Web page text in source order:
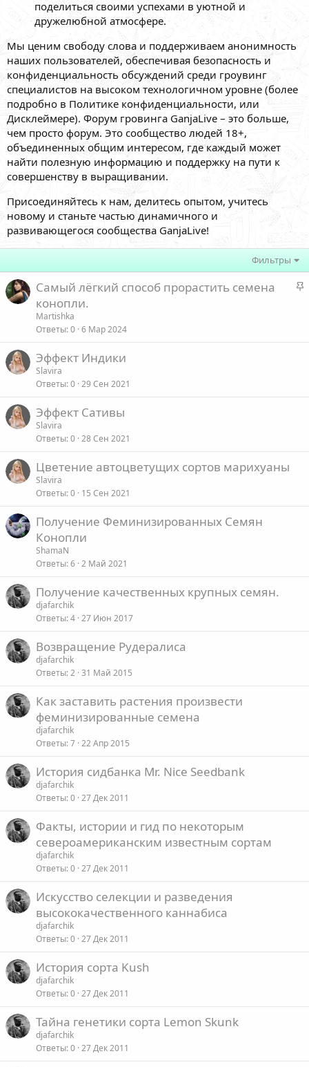
поделиться своими успехами в уютной и
дружелюбной атмосфере.
Мы ценим свободу слова и поддерживаем анонимность
наших пользователей, обеспечивая безопасность и
конфиденциальность обсуждений среди гроувинг
специалистов на высоком технологичном уровне (более
подробно в Политике конфиденциальности, или
Дисклеймере). Форум гровинга GanjaLive – это больше,
чем просто форум. Это сообщество людей 18+,
объединенных общим интересом, где каждый может
найти полезную информацию и поддержку на пути к
совершенству в выращивании.
Присоединяйтесь к нам, делитесь опытом, учитесь
новому и станьте частью динамичного и
развивающегося сообщества GanjaLive!
Фильтры
З
Самый лёгкий способ прорастить семена
конопли.
Martishka
Ответы 0 6 Мар 2024
Эффект Индики
Slavira
Ответы 0 29 Сен 2021
Эффект Сативы
Slavira
Ответы 0 28 Сен 2021
Цветение автоцветущих сортов марихуаны
Slavira
Ответы 0 15 Сен 2021
Получение Феминизированных Семян
Конопли
ShamaN
Ответы 6 2 Май 2021
Получение качественных крупных семян.
djafarchik
Ответы 4 27 Июн 2017
Возвращение Рудералиса
djafarchik
Ответы 2 31 Май 2015
Как заставить растения произвести
феминизированные семена
djafarchik
Ответы 7 22 Апр 2015
История сидбанка Mr. Nice Seedbank
djafarchik
Ответы 0 27 Дек 2011
Факты, истории и гид по некоторым
североамериканским известным сортам
djafarchik
Ответы 0 27 Дек 2011
Искусство селекции и разведения
высококачественного каннабиса
djafarchik
Ответы 0 27 Дек 2011
История сорта Kush
djafarchik
Ответы 0 27 Дек 2011
Тайна генетики сорта Lemon Skunk
djafarchik
Ответы 0 27 Дек 2011